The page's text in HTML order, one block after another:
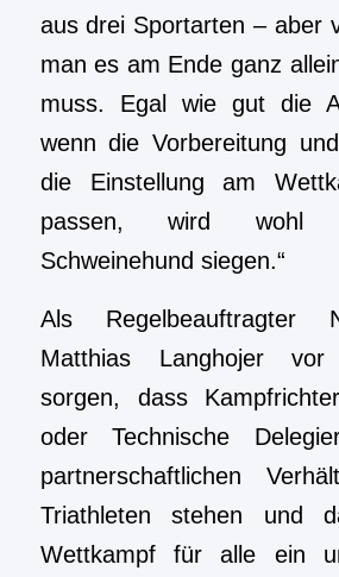
aus drei Sportarten – aber
man es am Ende ganz
muss. Egal wie gut die
wenn die Vorbereitung
die Einstellung am
passen, wird wohl
Schweinehund siegen.“
Als Regelbeauftragter
Matthias Langhojer
sorgen, dass
oder Technische
partnerschaftlichen
Triathleten stehen und
Wettkampf für alle ein